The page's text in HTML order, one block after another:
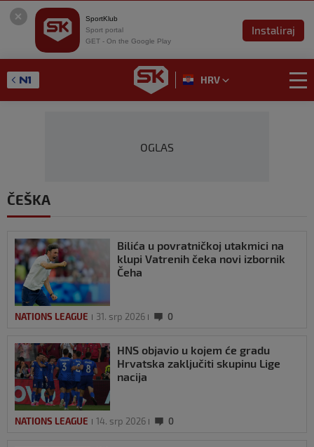
SportKlub
Sport portal
GET - On the Google Play
Instaliraj
HRV
OGLAS
ČEŠKA
Bilića u povratničkoj utakmici na
klupi Vatrenih čeka novi izbornik
Čeha
NATIONS LEAGUE 31. srp 2026 0
HNS objavio u kojem će gradu
Hrvatska zaključiti skupinu Lige
nacija
NATIONS LEAGUE 14. srp 2026 0